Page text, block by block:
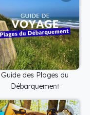
Guide des Plages du
Débarquement